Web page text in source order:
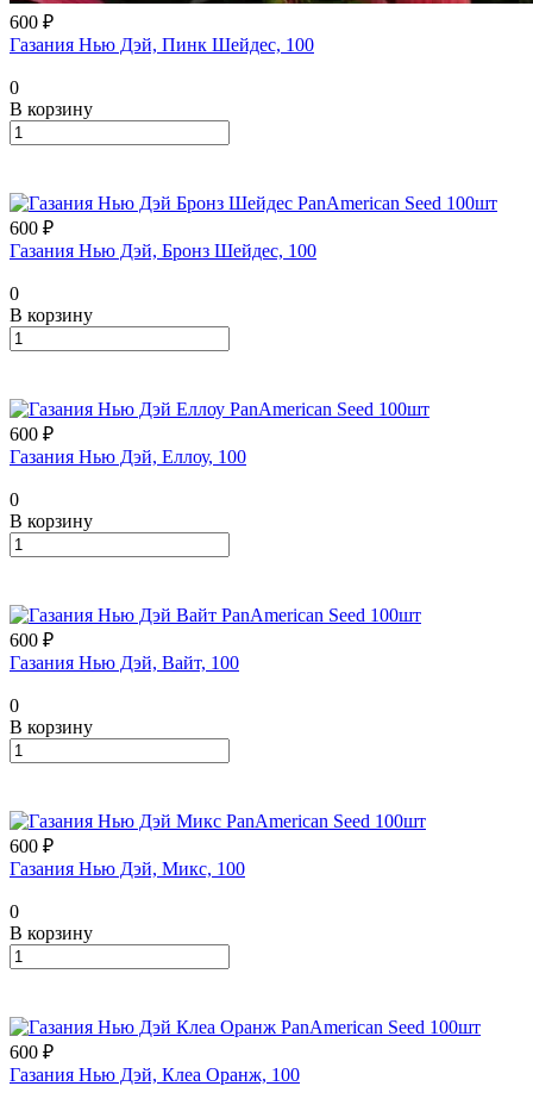
600 ₽
Газания Нью Дэй, Пинк Шейдес, 100
0
В корзину
600 ₽
Газания Нью Дэй, Бронз Шейдес, 100
0
В корзину
600 ₽
Газания Нью Дэй, Еллоу, 100
0
В корзину
600 ₽
Газания Нью Дэй, Вайт, 100
0
В корзину
600 ₽
Газания Нью Дэй, Микс, 100
0
В корзину
600 ₽
Газания Нью Дэй, Клеа Оранж, 100